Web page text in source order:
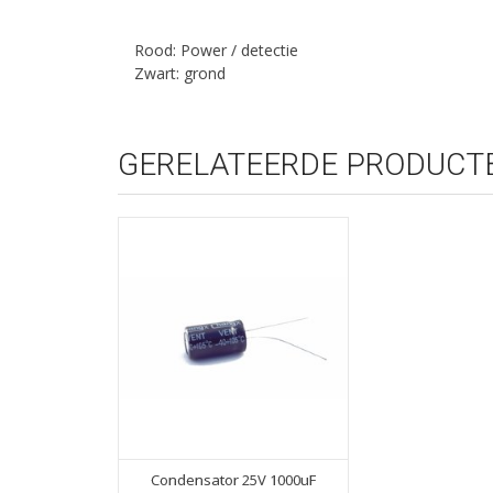
Rood: Power / detectie
Zwart: grond
GERELATEERDE
Condensator 25V 1000uF